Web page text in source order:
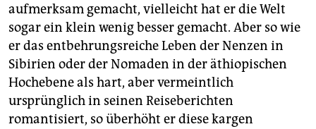
aufmerksam gemacht, vielleicht hat er die Welt
sogar ein klein wenig besser gemacht. Aber so wie
er das entbehrungsreiche Leben der Nenzen in
Sibirien oder der Nomaden in der äthiopischen
Hochebene als hart, aber vermeintlich
ursprünglich in seinen Reiseberichten
romantisiert, so überhöht er diese kargen